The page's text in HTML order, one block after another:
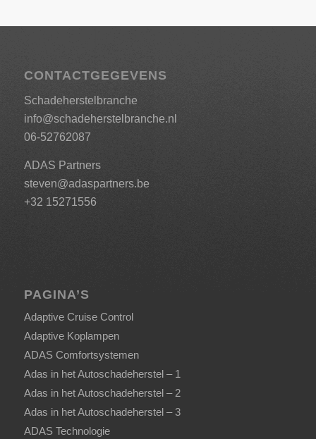
CONTACTGEGEVENS
Schadeherstelbranche
info@schadeherstelbranche.nl
06-52762087
ADAS Partners
steven@adaspartners.be
+32 15271556
PAGINA’S
Adaptive Cruise Control
Adaptive Koplampen
ADAS Comfortsystemen
Adas in het Autoschadeherstel – 1
Adas in het Autoschadeherstel – 2
Adas in het Autoschadeherstel – 3
ADAS Technologie